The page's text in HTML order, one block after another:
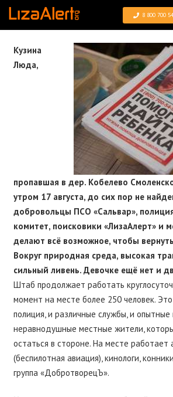
8 800 700
Кузина
Люда,
пропавшая в дер. Кобелево
утром 17 августа, до сих пор не
добровольцы ПСО «Сальвар»,
комитет, поисковики «ЛизаАлерт» и
делают всё возможное, чтобы
Вокруг природная среда, высокая
сильный ливень. Девочке ещё нет и
Штаб продолжает работать
момент на месте более 250 человек.
полиция, и различные службы, и опытные
неравнодушные местные жители,
остаться в стороне. На месте работает
(беспилотная авиация), кинологи,
группа «ДобротворецЪ».